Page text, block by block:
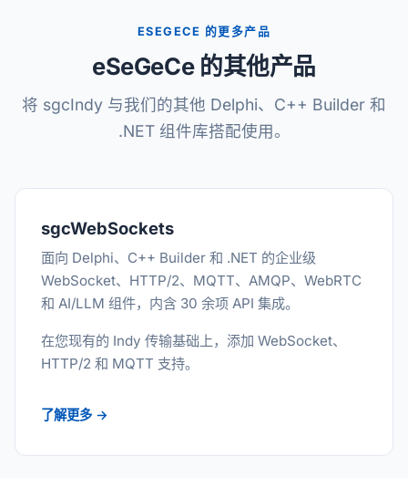
ESEGECE 的更多产品
eSeGeCe 的其他产品
将 sgcIndy 与我们的其他 Delphi、C++ Builder 和
.NET 组件库搭配使用。
sgcWebSockets
面向 Delphi、C++ Builder 和 .NET 的企业级
WebSocket、HTTP/2、MQTT、AMQP、WebRTC
和 AI/LLM 组件，内含 30 余项 API 集成。
在您现有的 Indy 传输基础上，添加 WebSocket、
HTTP/2 和 MQTT 支持。
了解更多 →